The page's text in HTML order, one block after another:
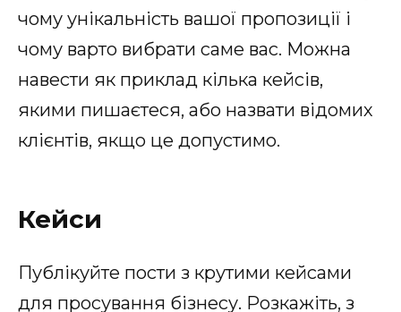
чому унікальність вашої пропозиції і
чому варто вибрати саме вас. Можна
навести як приклад кілька кейсів,
якими пишаєтеся, або назвати відомих
клієнтів, якщо це допустимо.
Кейси
Публікуйте пости з крутими кейсами
для просування бізнесу. Розкажіть, з